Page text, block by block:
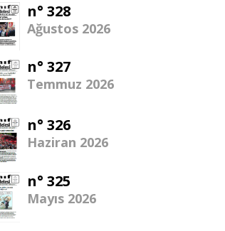
n° 328
Ağustos 2026
n° 327
Temmuz 2026
n° 326
Haziran 2026
n° 325
Mayıs 2026